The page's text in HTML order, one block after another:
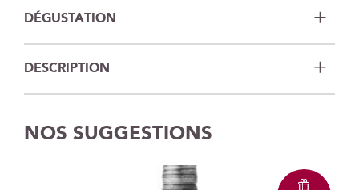
DÉGUSTATION
DESCRIPTION
NOS SUGGESTIONS